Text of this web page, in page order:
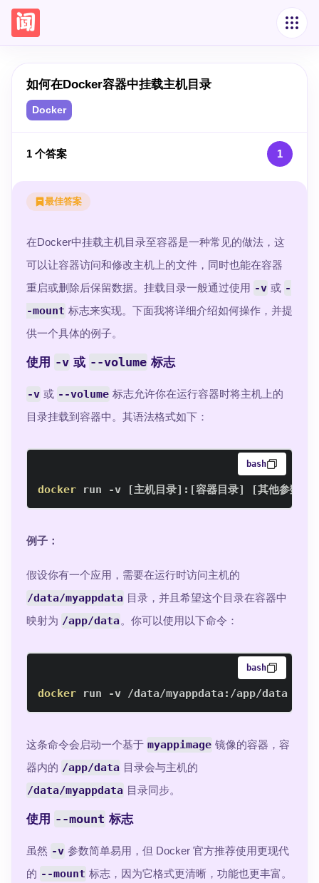
如何在Docker容器中挂载主机目录
Docker
1 个答案 1
最佳答案
在Docker中挂载主机目录至容器是一种常见的做法，这
可以让容器访问和修改主机上的文件，同时也能在容器
重启或删除后保留数据。挂载目录一般通过使用 -v 或 -
-mount 标志来实现。下面我将详细介绍如何操作，并提
供一个具体的例子。
使用 -v 或 --volume 标志
-v 或 --volume 标志允许你在运行容器时将主机上的
目录挂载到容器中。其语法格式如下：
bash
docker run -v [主机目录] : [容器目录] [其他参数
例子：
假设你有一个应用，需要在运行时访问主机的
/data/myappdata 目录，并且希望这个目录在容器中
映射为 /app/data。你可以使用以下命令：
bash
docker run -v /data/myappdata:/app/data -d
这条命令会启动一个基于 myappimage 镜像的容器，容
器内的 /app/data 目录会与主机的
/data/myappdata 目录同步。
使用 --mount 标志
虽然 -v 参数简单易用，但 Docker 官方推荐使用更现代
的 --mount 标志，因为它格式更清晰，功能也更丰富。